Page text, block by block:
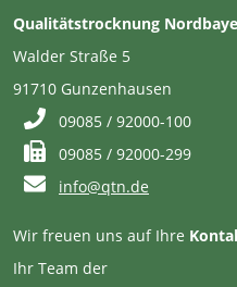
Qualitätstrocknung
Walder Straße 5
91710 Gunzenhausen
09085 / 92000-100
09085 / 92000-299
info@qtn.de
Wir freuen uns auf Ihre
Ihr Team der